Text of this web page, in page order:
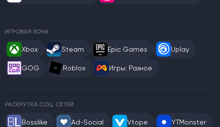
ИГРОВАЯ ЗОНА
Xbox Steam Epic Games Uplay
GOG Roblox Игры: Разное
РАСКРУТКА СОЦ. СЕТЕЙ
Bosslike Ad-Social Vtope YTMonster